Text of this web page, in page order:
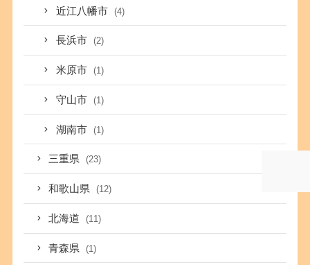
近江八幡市 (4)
長浜市 (2)
米原市 (1)
守山市 (1)
湖南市 (1)
三重県 (23)
和歌山県 (12)
北海道 (11)
青森県 (1)